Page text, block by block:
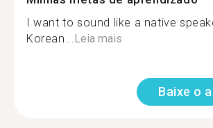
I want to sound like a native
Korean...Leia mais
Baixe o